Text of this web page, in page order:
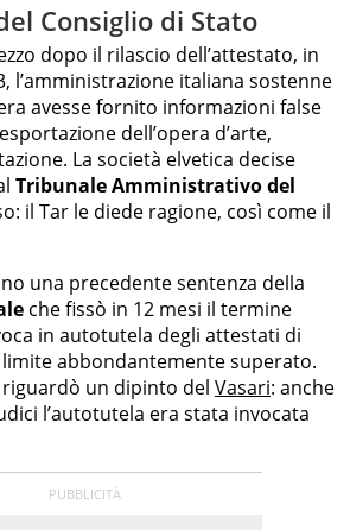
Consiglio di Stato
dopo il rilascio dell’attestato, in
l’amministrazione italiana sostenne
avesse fornito informazioni false
dell’opera d’arte,
La società elvetica decise
Tribunale Amministrativo del
il Tar le diede ragione, così come il
una precedente sentenza della
che fissò in 12 mesi il termine
in autotutela degli attestati di
abbondantemente superato.
un dipinto del Vasari: anche
l’autotutela era stata invocata